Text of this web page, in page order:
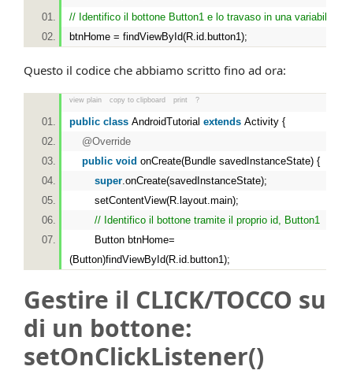
// Identifico il bottone Button1 e lo travaso in una variabile
btnHome = findViewById(R.id.button1);
Questo il codice che abbiamo scritto fino ad ora:
view plain copy to clipboard print ?
public class AndroidTutorial extends Activity {
@Override
public void onCreate(Bundle savedInstanceState) {
super.onCreate(savedInstanceState);
setContentView(R.layout.main);
// Identifico il bottone tramite il proprio id, Button1
Button btnHome=
(Button)findViewById(R.id.button1);
Gestire il CLICK/TOCCO su
di un bottone:
setOnClickListener()